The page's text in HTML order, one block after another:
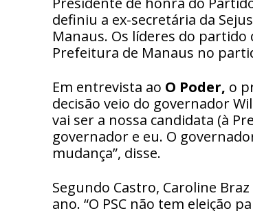
definiu a ex-secretária da
Manaus. Os líderes do
Prefeitura de Manaus no
Em entrevista ao O Poder, o
decisão veio do governador
vai ser a nossa candidata (à
governador e eu. O
mudança”, disse.
Segundo Castro, Caroline
ano. “O PSC não tem eleição